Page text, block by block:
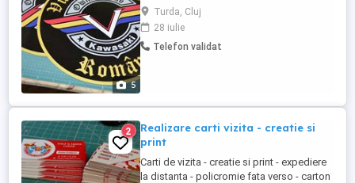
5
Sanders 75 microni cu latime de 62 cm
care rezista la deplasare autoturismelor
cu viteze mari, inclusiv pe autostrada
Design - cream machete grafice sau
Turda, Cluj
28 iulie
Telefon validat
2
Realizare carti vizita - creatie si
print
Carti de vizita - creatie si print - expediere
la distanta - policromie fata verso - carton